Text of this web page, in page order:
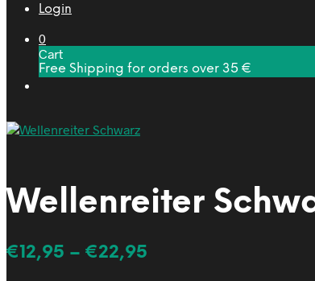
Login
0
Cart
Free Shipping for orders over 35 €
Wellenreiter
€12,95 – €22,95